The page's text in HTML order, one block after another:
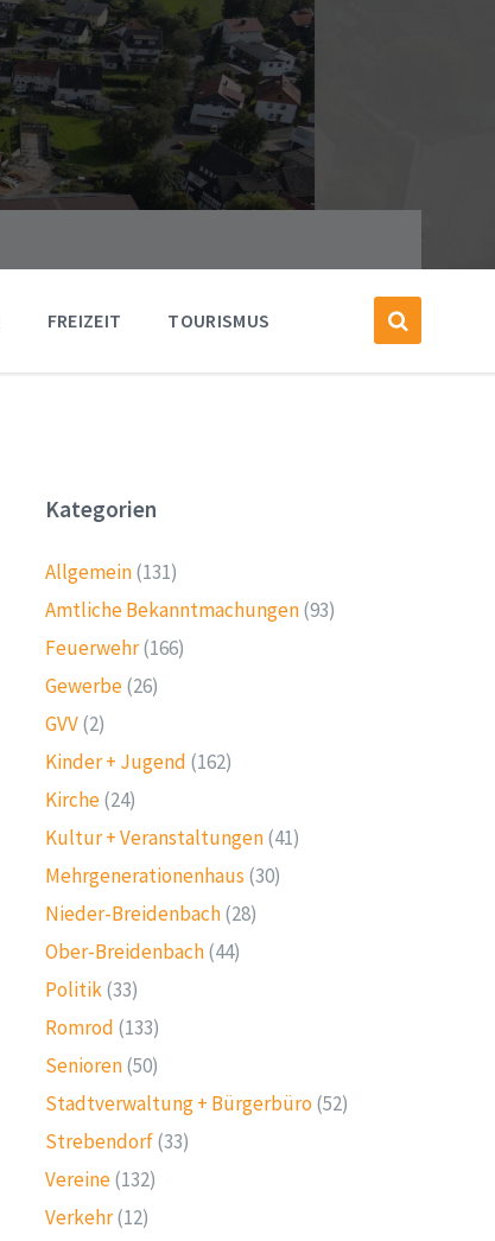
FREIZEIT TOURISMUS
Kategorien
Allgemein(131)
Amtliche Bekanntmachungen(93)
Feuerwehr(166)
Gewerbe(26)
GVV(2)
Kinder + Jugend (162)
Kirche(24)
Kultur + Veranstaltungen(41)
Mehrgenerationenhaus (30)
Nieder-Breidenbach(28)
Ober-Breidenbach(44)
Politik(33)
Romrod (133)
Senioren(50)
Stadtverwaltung + Bürgerbüro (52)
Strebendorf(33)
Vereine(132)
Verkehr(12)